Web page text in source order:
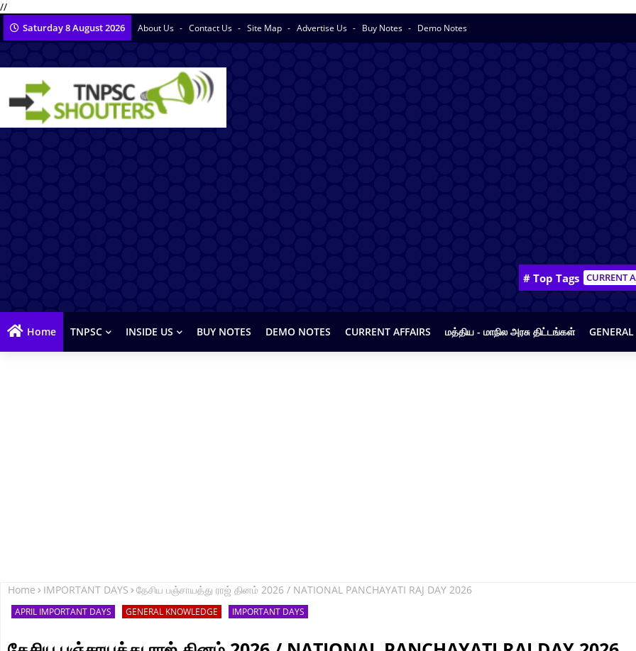
//
Saturday 8 August 2026 About Us Contact Us Site Map Advertise Us Buy Notes Demo Notes
# Top Tags CURRENT
Home TNPSC INSIDE US BUY NOTES DEMO NOTES CURRENT AFFAIRS மத்திய - மாநில அரசு திட்டங்கள்
Home IMPORTANT DAYS தேசிய பஞ்சாயத்து ராஜ் தினம் 2026 / NATIONAL PANCHAYATI RAJ DAY 2026
APRIL IMPORTANT DAYS GENERAL KNOWLEDGE IMPORTANT DAYS